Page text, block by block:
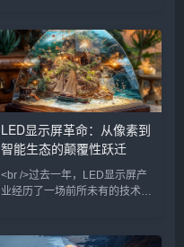
集发布新一代基座模型，参数规
模与推理能力双双跃升。然而，
与上一轮单纯比拼参数不同，当
前竞争的焦点已从模型层延伸至
应用生态与商业闭环。头部厂商
不再满足于展示技术参数，而是
将模型嵌入办公、编程、金融、
医疗等具体场景，试图以真实业
意味着，大模型竞赛正
LED显示屏革命：从像素到
智能生态的颠覆性跃迁
<br />过去一年，LED显示屏产
业经历了一场前所未有的技术爆
电影屏，传统LCD和OLED的统